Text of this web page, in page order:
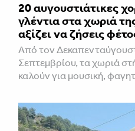
20 αυγουστιάτικες
γλέντια στα χωριά
αξίζει να ζήσεις
Από τον
Σεπτεμβρίου, τα χωριά
καλούν για μουσική,